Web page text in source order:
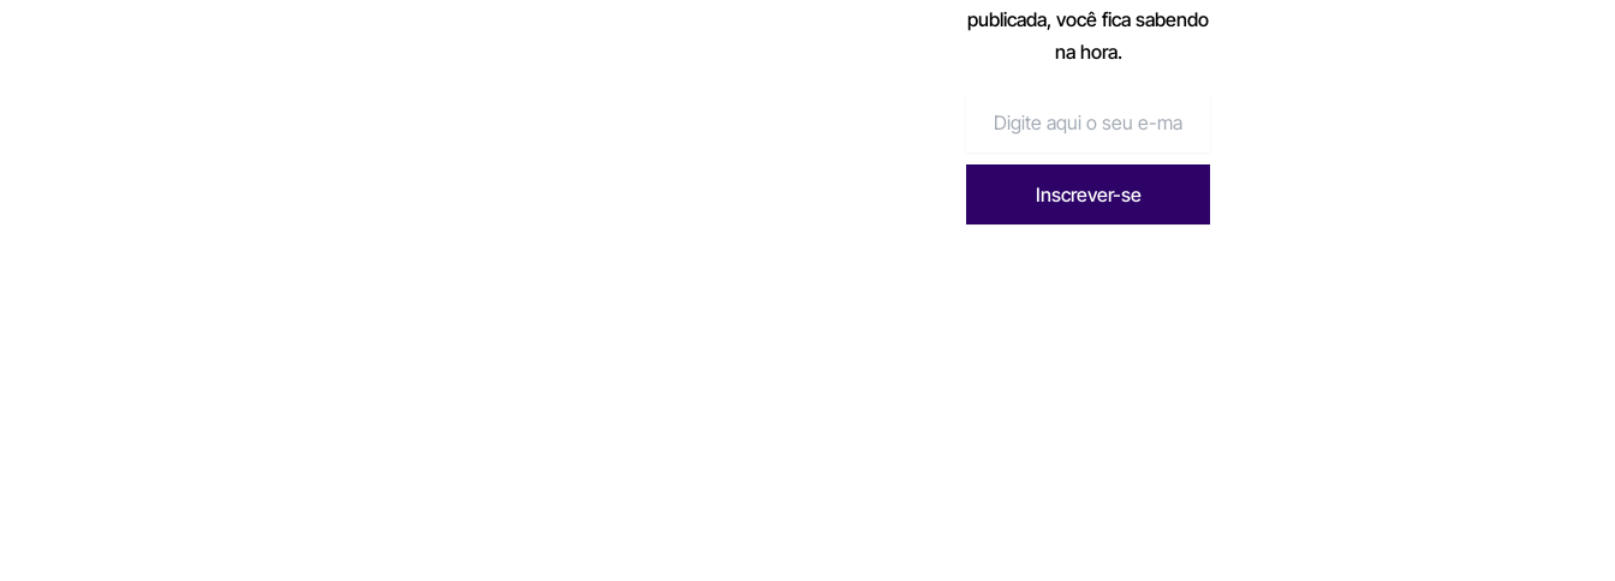
publicada, você fica sabendo
na hora.
Inscrever-se